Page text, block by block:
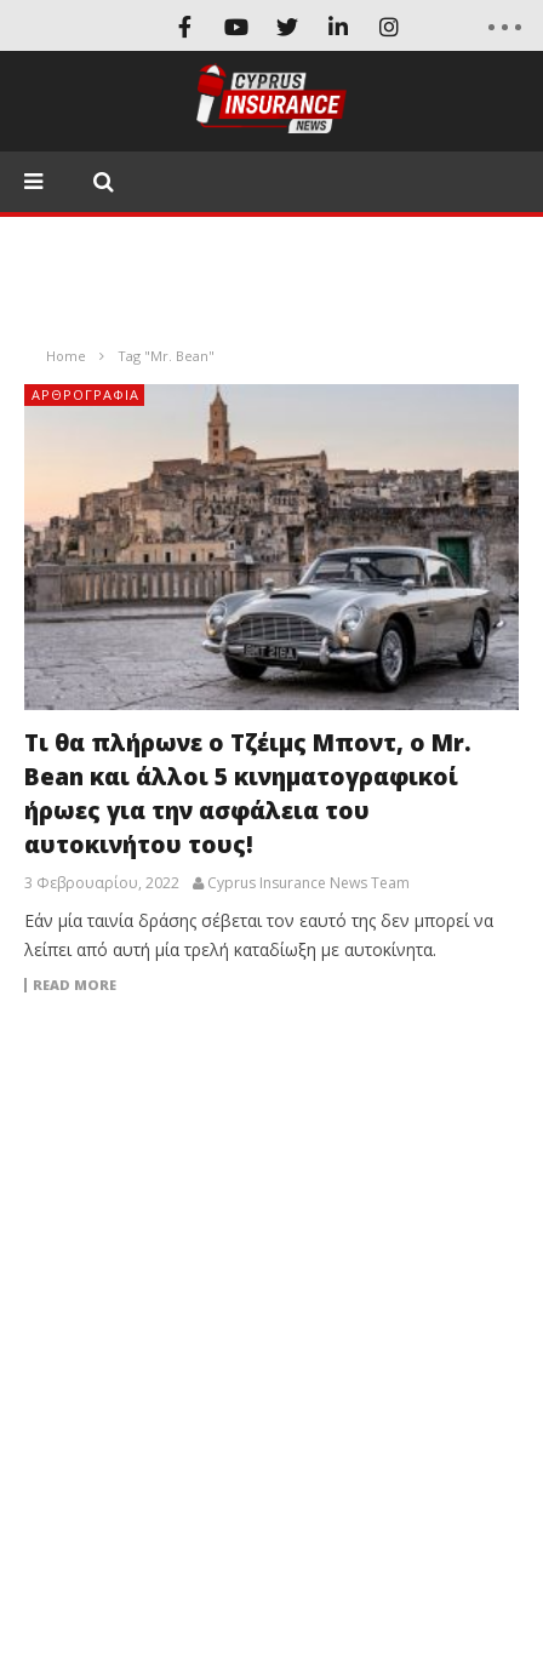
Home Tag "Mr. Bean"
ΑΡΘΡΟΓΡΑΦΊΑ
Τι θα πλήρωνε ο Τζέιμς Μποντ, o Mr.
Bean και άλλοι 5 κινηματογραφικοί
ήρωες για την ασφάλεια του
αυτοκινήτου τους!
3 Φεβρουαρίου, 2022 Cyprus Insurance News Team
Εάν μία ταινία δράσης σέβεται τον εαυτό της δεν μπορεί να
λείπει από αυτή μία τρελή καταδίωξη με αυτοκίνητα.
READ MORE